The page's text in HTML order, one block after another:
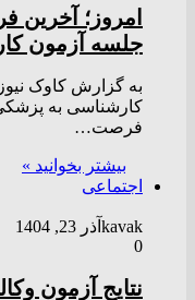
امروز؛ آخرین
جلسه آزمون
به گزارش کاوک
فرصت…
بیشتر بخوانید »
اجتماعی
kavak آذر 23, 1404
0